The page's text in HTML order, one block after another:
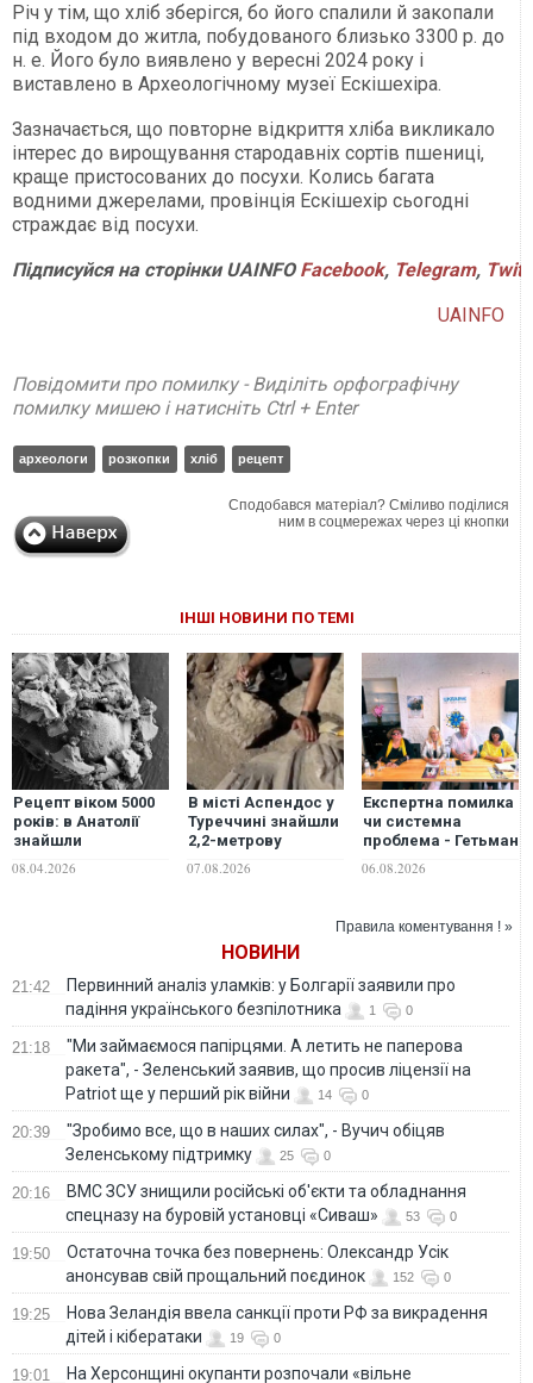
Річ у тім, що хліб зберігся, бо його спалили й закопали
під входом до житла, побудованого близько 3300 р. до
н. е. Його було виявлено у вересні 2024 року і
виставлено в Археологічному музеї Ескішехіра.
Зазначається, що повторне відкриття хліба викликало
інтерес до вирощування стародавніх сортів пшениці,
краще пристосованих до посухи. Колись багата
водними джерелами, провінція Ескішехір сьогодні
страждає від посухи.
ПідписуйсянасторінкиUAINFO Facebook, Telegram,
UAINFO
Повідомити про помилку - Виділіть орфографічну
помилку мишею і натисніть Ctrl + Enter
археологи розкопки хліб рецепт
Сподобався матеріал? Сміливо поділися
ним в соцмережах через ці кнопки
ІНШІ НОВИНИ ПО ТЕМІ
Рецепт віком 5000
років: в Анатолії
знайшли
із сочевицею
08.04.2026
В місті Аспендос у
Туреччині знайшли
2,2-метрову
бога лікування
07.08.2026
Eкспертна помилка
чи системна
проблема - Гетьман
поза
06.08.2026
Правила коментування ! »
НОВИНИ
21:42
Первинний аналіз уламків: у Болгарії заявили про
падіння українського безпілотника
1 0
21:18
"Ми займаємося папірцями. А летить не паперова
ракета", - Зеленський заявив, що просив ліцензії на
Patriot ще у перший рік війни
14 0
20:39
"Зробимо все, що в наших силах", - Вучич обіцяв
Зеленському підтримку
25 0
20:16
ВМС ЗСУ знищили російські об'єкти та обладнання
спецназу на буровій установці «Сиваш»
53 0
19:50
Остаточна точка без повернень: Олександр Усік
анонсував свій прощальний поєдинок
152 0
19:25
Нова Зеландія ввела санкції проти РФ за викрадення
дітей і кібератаки
19 0
19:01
На Херсонщині окупанти розпочали «вільне